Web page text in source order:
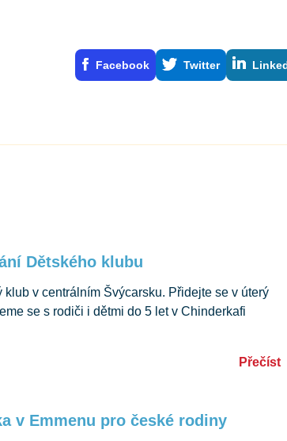
Facebook Twitter
Dětského klubu
klub v centrálním Švýcarsku. Přidejte se v úterý
se s rodiči i dětmi do 5 let v Chinderkafi
Přečíst
v Emmenu pro české rodiny